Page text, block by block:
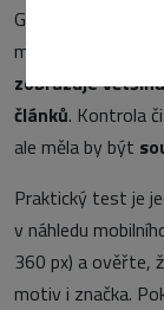
Grafika, která
mobilu. Přitom
zobrazuje
článků. Kontrola
ale měla by být
Praktický test je
v náhledu
360 px) a ověřte,
motiv i značka.